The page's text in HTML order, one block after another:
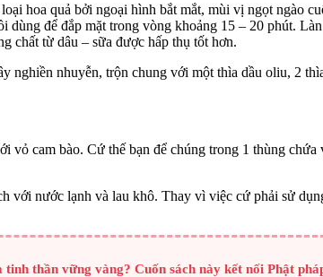
hoa quả bởi ngoại hình bắt mắt, mùi vị ngọt ngào
để đắp mặt trong vòng khoảng 15 – 20 phút.
chất từ dâu – sữa được hấp thụ tốt hơn.
nghiền nhuyễn, trộn chung với một thìa dầu oliu, 2
vỏ cam bào. Cứ thế bạn để chúng trong 1 thùng
với nước lạnh và lau khô. Thay vì việc cứ phải sử
thần vững vàng? Cuốn sách này kết nối Phật